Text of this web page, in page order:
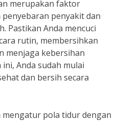
merupakan faktor
penyakit dan
Pastikan Anda mencuci
rutin, membersihkan
menjaga kebersihan
Anda sudah mulai
dan bersih secara
mengatur pola tidur dengan